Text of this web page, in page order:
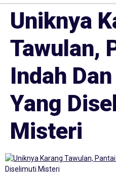
Uniknya
Tawulan,
Indah
Yang
Misteri